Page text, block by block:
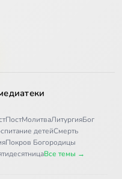
ПостМолитваЛитургияБог
детейСмерть
Покров Богородицы
Все темы →